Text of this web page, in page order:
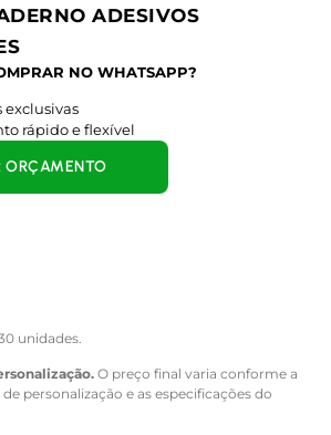
ADESIVOS
NO WHATSAPP?
exclusivas
rápido e flexível
unidades.
O preço final varia conforme a
personalização e as especificações do